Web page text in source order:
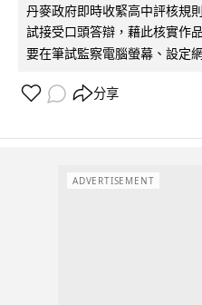
丹麥政府即時收緊高中評核規
試接受口頭答辯，藉此核實作
要在筆試監察電腦螢幕、設定
分享
ADVERTISEMENT